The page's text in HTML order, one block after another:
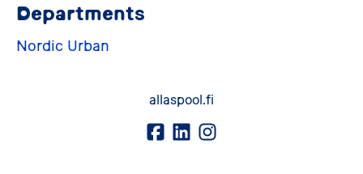
Departments
Nordic Urban
allaspool.fi